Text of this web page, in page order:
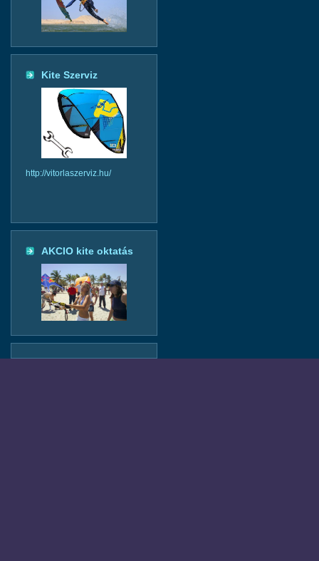
Kite Szerviz
http://vitorlaszerviz.hu/
AKCIO kite oktatás